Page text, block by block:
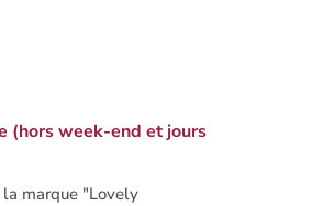
(hors week-end et jours
marque "Lovely